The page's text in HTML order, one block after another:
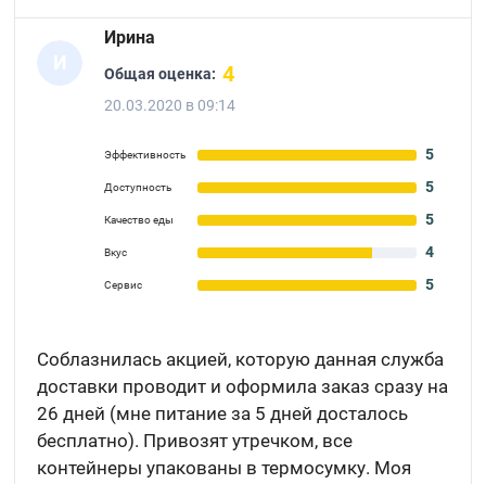
И
Ирина
Общая оценка: 4
20.03.2020 в 09:14
Эффективность 5
Доступность 5
Качество еды 5
Вкус 4
Сервис 5
Соблазнилась акцией, которую данная служба
доставки проводит и оформила заказ сразу на
26 дней (мне питание за 5 дней досталось
бесплатно). Привозят утречком, все
контейнеры упакованы в термосумку. Моя